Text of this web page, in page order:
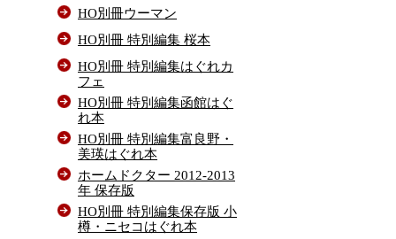
HO別冊ウーマン
HO別冊 特別編集 桜本
HO別冊 特別編集はぐれカ
フェ
HO別冊 特別編集函館はぐ
れ本
HO別冊 特別編集富良野・
美瑛はぐれ本
ホームドクター 2012-2013
年 保存版
HO別冊 特別編集保存版 小
樽・ニセコはぐれ本